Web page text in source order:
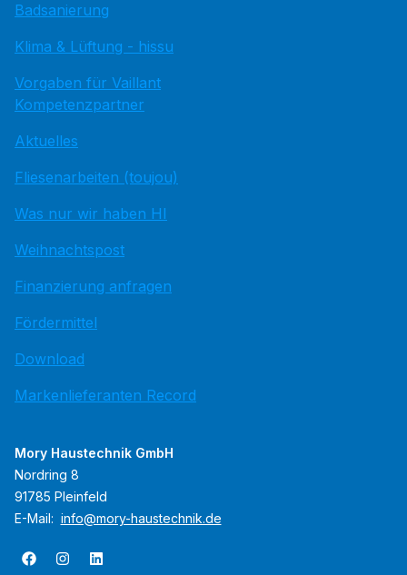
Badsanierung
Klima & Lüftung - hissu
Vorgaben für Vaillant
Kompetenzpartner
Aktuelles
Fliesenarbeiten (toujou)
Was nur wir haben HI
Weihnachtspost
Finanzierung anfragen
Fördermittel
Download
Markenlieferanten Record
Mory Haustechnik GmbH
Nordring 8
91785 Pleinfeld
E-Mail: info@mory-haustechnik.de